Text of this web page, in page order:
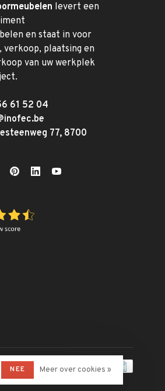
levert een
en staat in voor
verkoop, plaatsing en
van uw werkplek
61 52 04
77, 8700
NEE Meer over cookies »